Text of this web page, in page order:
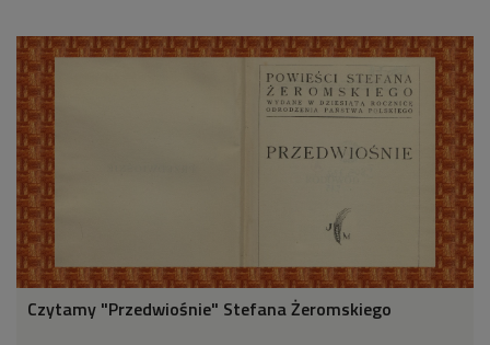
Czytamy "Przedwiośnie" Stefana Żeromskiego